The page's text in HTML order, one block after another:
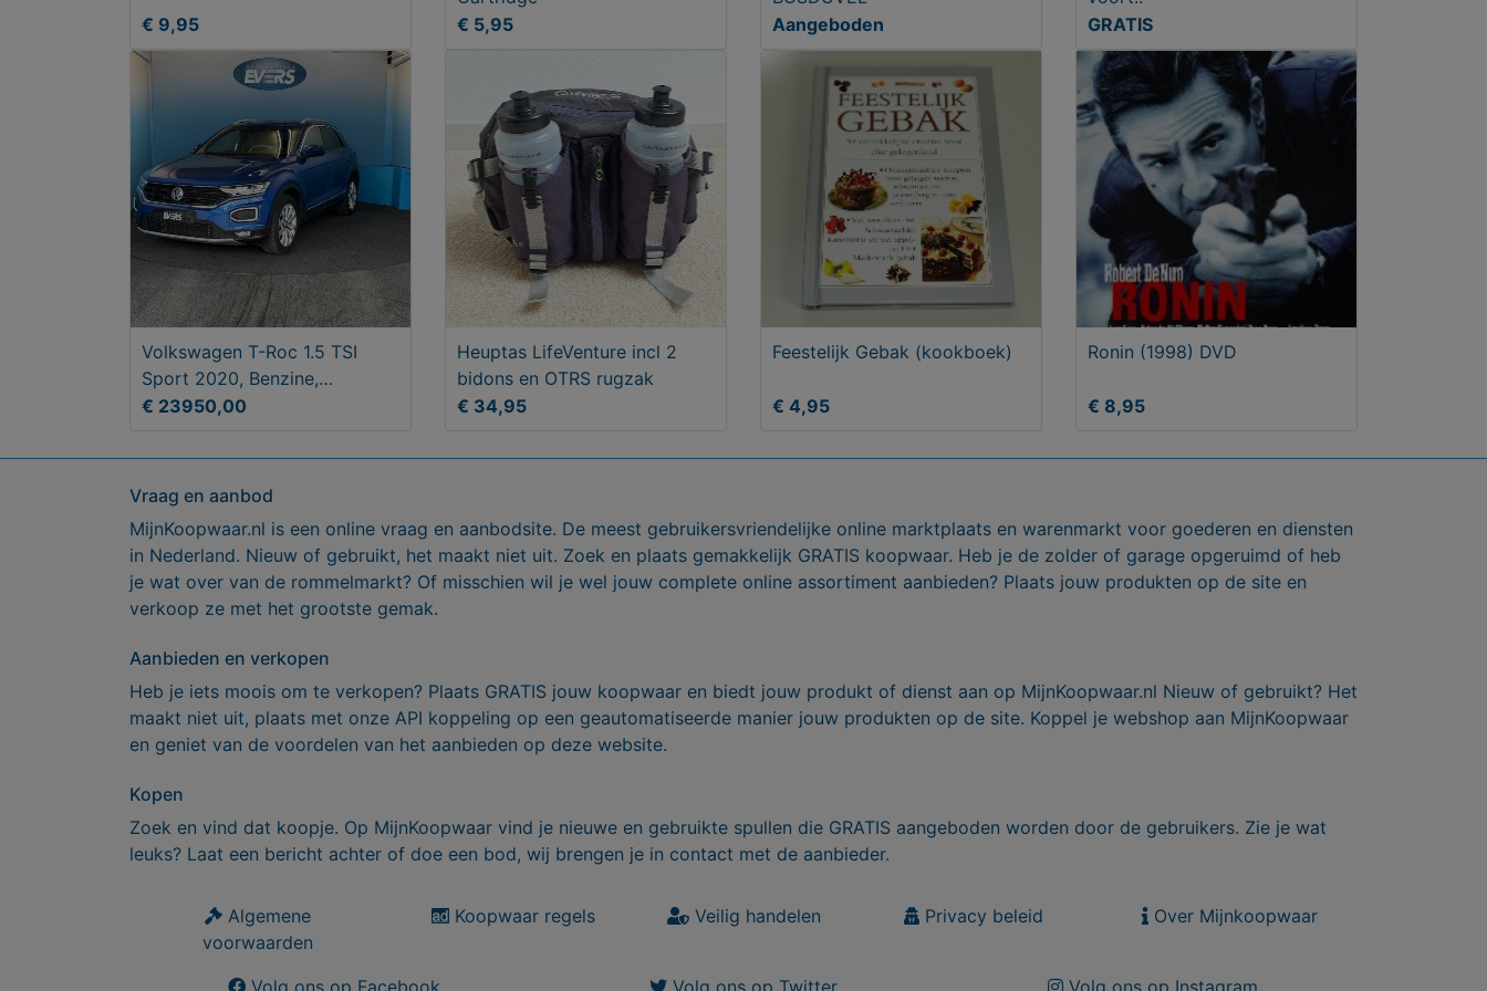
€ 9,95
€ 5,95
Aangeboden
GRATIS
Volkswagen T-Roc 1.5 TSI
Sport 2020, Benzine,
Handgeschakeld
€ 23950,00
Heuptas LifeVenture incl 2
bidons en OTRS rugzak
€ 34,95
Feestelijk Gebak (kookboek)
€ 4,95
Ronin (1998) DVD
€ 8,95
Vraag en aanbod
MijnKoopwaar.nl is een online vraag en aanbodsite. De meest gebruikersvriendelijke online marktplaats en warenmarkt voor goederen en diensten
in Nederland. Nieuw of gebruikt, het maakt niet uit. Zoek en plaats gemakkelijk GRATIS koopwaar. Heb je de zolder of garage opgeruimd of heb
je wat over van de rommelmarkt? Of misschien wil je wel jouw complete online assortiment aanbieden? Plaats jouw produkten op de site en
verkoop ze met het grootste gemak.
Aanbieden en verkopen
Heb je iets moois om te verkopen? Plaats GRATIS jouw koopwaar en biedt jouw produkt of dienst aan op MijnKoopwaar.nl Nieuw of gebruikt? Het
maakt niet uit, plaats met onze API koppeling op een geautomatiseerde manier jouw produkten op de site. Koppel je webshop aan MijnKoopwaar
en geniet van de voordelen van het aanbieden op deze website.
Kopen
Zoek en vind dat koopje. Op MijnKoopwaar vind je nieuwe en gebruikte spullen die GRATIS aangeboden worden door de gebruikers. Zie je wat
leuks? Laat een bericht achter of doe een bod, wij brengen je in contact met de aanbieder.
Algemene
voorwaarden
Koopwaar regels Veilig handelen Privacy beleid Over Mijnkoopwaar
Volg ons op Facebook Volg ons op Twitter Volg ons op Instagram